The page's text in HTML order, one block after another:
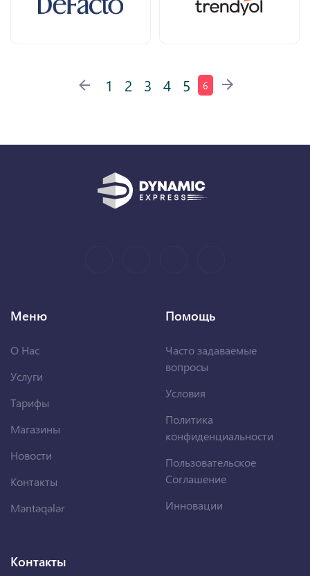
1 2 3 4 5 6
Меню
О Нас
Услуги
Тарифы
Магазины
Новости
Контакты
Məntəqələr
Помощь
Часто задаваемые
вопросы
Условия
Политика
конфиденциальности
Пользовательское
Соглашение
Инновации
Контакты